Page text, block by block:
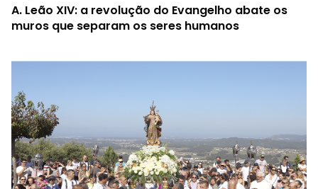
A. Leão XIV: a revolução do Evangelho abate os
muros que separam os seres humanos